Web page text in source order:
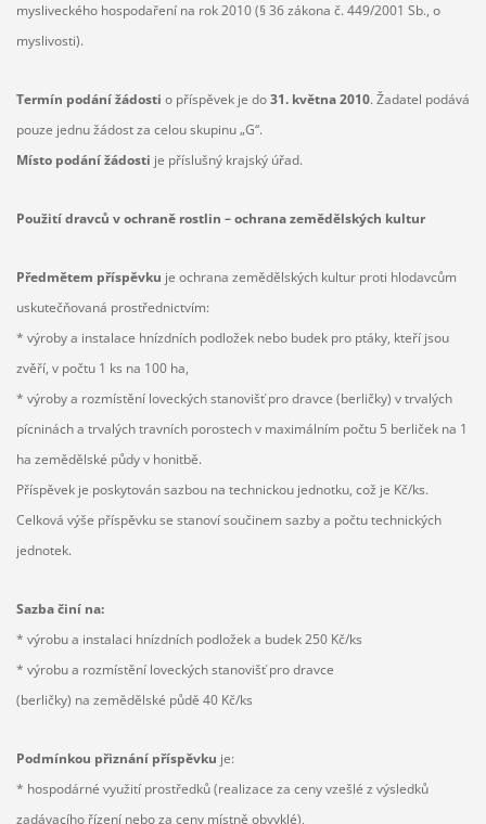
mysliveckého hospodaření na rok 2010 (§ 36 zákona č. 449/2001 Sb., o
myslivosti).
Termín podání žádosti o příspěvek je do31. května 2010. Žadatel podává
pouze jednu žádost za celou skupinu „G“.
Místo podání žádosti je příslušný krajský úřad.
Použití dravců v ochraně rostlin – ochrana zemědělských kultur
Předmětem příspěvku je ochrana zemědělských kultur proti hlodavcům
uskutečňovaná prostřednictvím:
* výroby a instalace hnízdních podložek nebo budek pro ptáky, kteří jsou
zvěří, v počtu 1 ks na 100 ha,
* výroby a rozmístění loveckých stanovišť pro dravce (berličky) v trvalých
pícninách a trvalých travních porostech v maximálním počtu 5 berliček na 1
ha zemědělské půdy v honitbě.
Příspěvek je poskytován sazbou na technickou jednotku, což je Kč/ks.
Celková výše příspěvku se stanoví součinem sazby a počtu technických
jednotek.
Sazba činí na:
* výrobu a instalaci hnízdních podložek a budek 250 Kč/ks
* výrobu a rozmístění loveckých stanovišť pro dravce
(berličky) na zemědělské půdě 40 Kč/ks
Podmínkou přiznání příspěvku je:
* hospodárné využití prostředků (realizace za ceny vzešlé z výsledků
zadávacího řízení nebo za ceny místně obvyklé),